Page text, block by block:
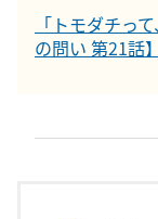
「トモダチっ
の問い 第21話】